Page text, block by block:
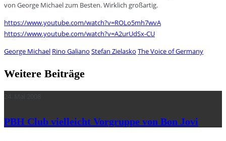
von George Michael zum Besten. Wirklich großartig.
https://www.youtube.com/watch?v=ROLo5mh7wvA
https://www.youtube.com/watch?v=A2urUdSx-CU
George Michael Rino Galiano Stefan Zielasko The Voice of Germany
Weitere Beiträge
PBH Club vielleicht Vorgruppe von Bon Jovi